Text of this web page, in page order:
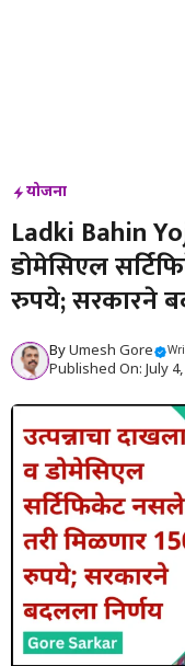
योजना
Ladki Bahin
डोमेसिएल
रुपये; सरकारने
ByUmesh Gore
Published On: July